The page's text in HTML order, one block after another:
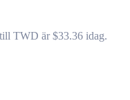
TWD är $33.36 idag.